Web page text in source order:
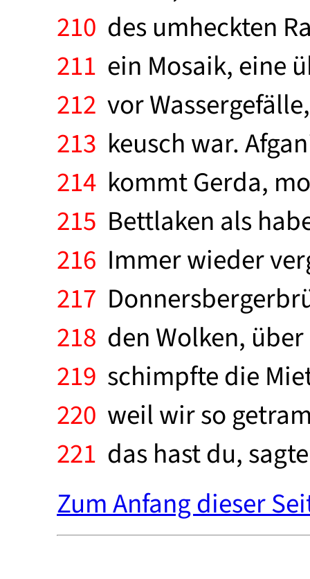
210 des umheckten
211 ein Mosaik, eine
212 vor
213 keusch war.
214 kommt Gerda,
215 Bettlaken als
216 Immer wieder
217
218 den Wolken,
219 schimpfte die
220 weil wir so
221 das hast du,
Zum Anfang dieser